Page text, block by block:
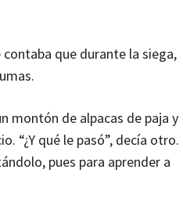
que durante la siega,
montón de alpacas de paja y
“¿Y qué le pasó”, decía otro.
pues para aprender a